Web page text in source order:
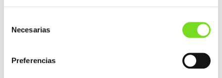
Necesarias
Preferencias
Viaje colectivo de la FEAF a GIFA 2023